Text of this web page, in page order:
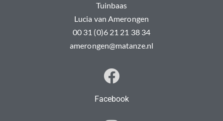
Tuinbaas
Lucia van Amerongen
00 31 (0)6 21 21 38 34
amerongen@matanze.nl
Facebook